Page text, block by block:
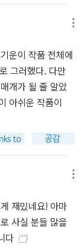
운이 작품 전체에
그러했다. 다만
개가 될 줄 알았
아쉬운 작품이
재밌네요! 아마
사실 분들 많을
다